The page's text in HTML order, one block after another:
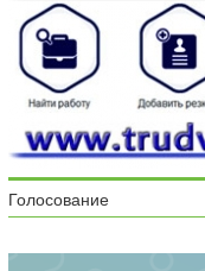
Голосование